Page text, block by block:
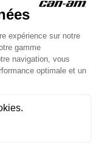
accessoires d'origine
votre véhicule tout